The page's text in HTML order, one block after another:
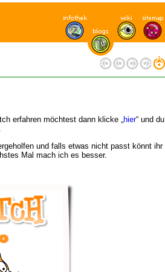
erfahren möchtest dann klickehier“ und du
und falls etwas nicht passt könnt ihr
Mal mach ich es besser.